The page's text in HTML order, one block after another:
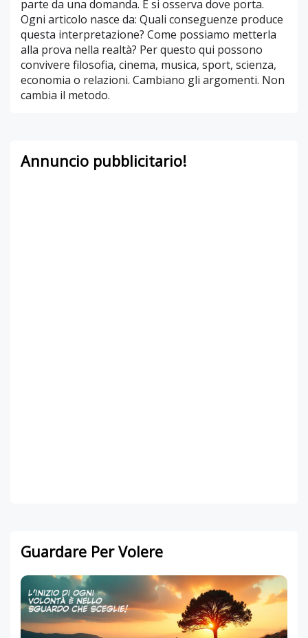
parte da una domanda. E si osserva dove porta.
Ogni articolo nasce da: Quali conseguenze produce
questa interpretazione? Come possiamo metterla
alla prova nella realtà? Per questo qui possono
convivere filosofia, cinema, musica, sport, scienza,
economia o relazioni. Cambiano gli argomenti. Non
cambia il metodo.
Annuncio pubblicitario!
Guardare Per Volere